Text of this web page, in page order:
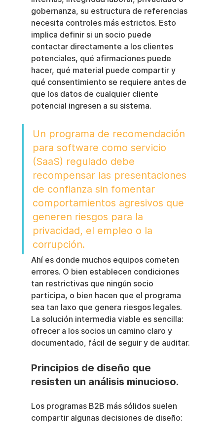
gobernanza, su estructura de referencias
necesita controles más estrictos. Esto
implica definir si un socio puede
contactar directamente a los clientes
potenciales, qué afirmaciones puede
hacer, qué material puede compartir y
qué consentimiento se requiere antes de
que los datos de cualquier cliente
potencial ingresen a su sistema.
Un programa de recomendación
para software como servicio
(SaaS) regulado debe
recompensar las presentaciones
de confianza sin fomentar
comportamientos agresivos que
generen riesgos para la
privacidad, el empleo o la
corrupción.
Ahí es donde muchos equipos cometen
errores. O bien establecen condiciones
tan restrictivas que ningún socio
participa, o bien hacen que el programa
sea tan laxo que genera riesgos legales.
La solución intermedia viable es sencilla:
ofrecer a los socios un camino claro y
documentado, fácil de seguir y de auditar.
Principios de diseño que
resisten un análisis minucioso.
Los programas B2B más sólidos suelen
compartir algunas decisiones de diseño: